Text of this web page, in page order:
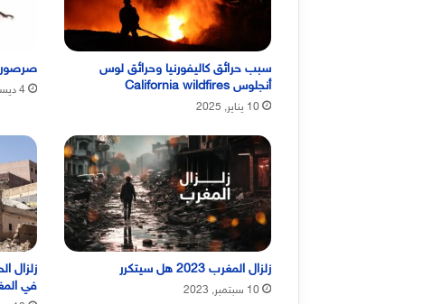
سبب حرائق كاليفورنيا وحرائق لوس
أنجلوس California wildfires
10 يناير, 2025
صرصور
4 ديسمبر, 2023
زلزال المغرب 2023 هل سيتكرر
10 سبتمبر, 2023
في